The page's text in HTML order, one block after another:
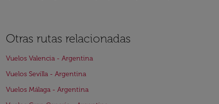
Otras rutas relacionadas
Vuelos Valencia - Argentina
Vuelos Sevilla - Argentina
Vuelos Málaga - Argentina